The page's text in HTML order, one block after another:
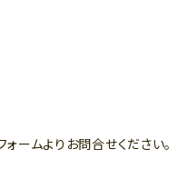
ームよりお問合せください。